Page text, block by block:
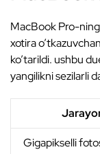
MacBook Pro-
xotira
ko’tarildi. ushbu
yangilikni sezilarli
Gigapikselli